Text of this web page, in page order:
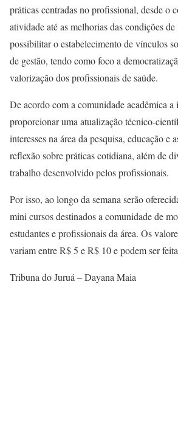
práticas centradas no profissional, desde o
atividade até as melhorias das condições
possibilitar o estabelecimento de vínculos
de gestão, tendo como foco a
valorização dos profissionais de saúde.
De acordo com a comunidade acadêmica a
proporcionar uma atualização técnico-
interesses na área da pesquisa, educação e
reflexão sobre práticas cotidiana, além de
trabalho desenvolvido pelos profissionais.
Por isso, ao longo da semana serão
mini cursos destinados a comunidade de
estudantes e profissionais da área. Os
variam entre R$ 5 e R$ 10 e podem ser
Tribuna do Juruá – Dayana Maia